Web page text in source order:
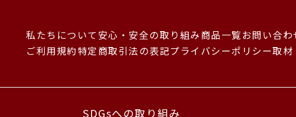
私たちについて安心・安全の取り組み商品一覧お問い合わ
ご利用規約特定商取引法の表記プライバシーポリシー取材
SDGsへの取り組み